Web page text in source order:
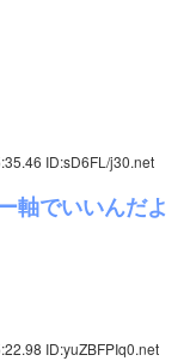
ID:sD6FL/j30.net
軸でいいんだよ
ID:yuZBFPIq0.net